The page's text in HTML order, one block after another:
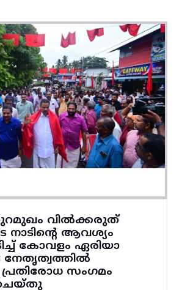
വിൽക്കരുത്
നാടിൻ്റെ ആവശ്യം
കോവളം ഏരിയാ
നേതൃത്വത്തിൽ
പ്രതിരോധ സംഗമം